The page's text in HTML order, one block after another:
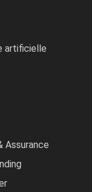
artificielle
Assurance